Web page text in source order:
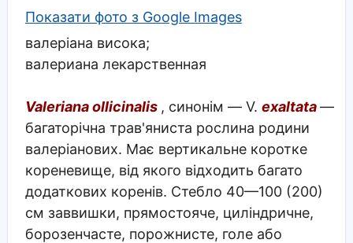
Показати фото з Google Images
валеріана висока;
валериана лекарственная
Valeriana ollicinalis , синонім — V. exaltata—
багаторічна трав'яниста рослина родини
валеріанових. Має вертикальне коротке
кореневище, від якого відходить багато
додаткових коренів. Стебло 40—100 (200)
см заввишки, прямостояче, циліндричне,
борозенчасте, порожнисте, голе або